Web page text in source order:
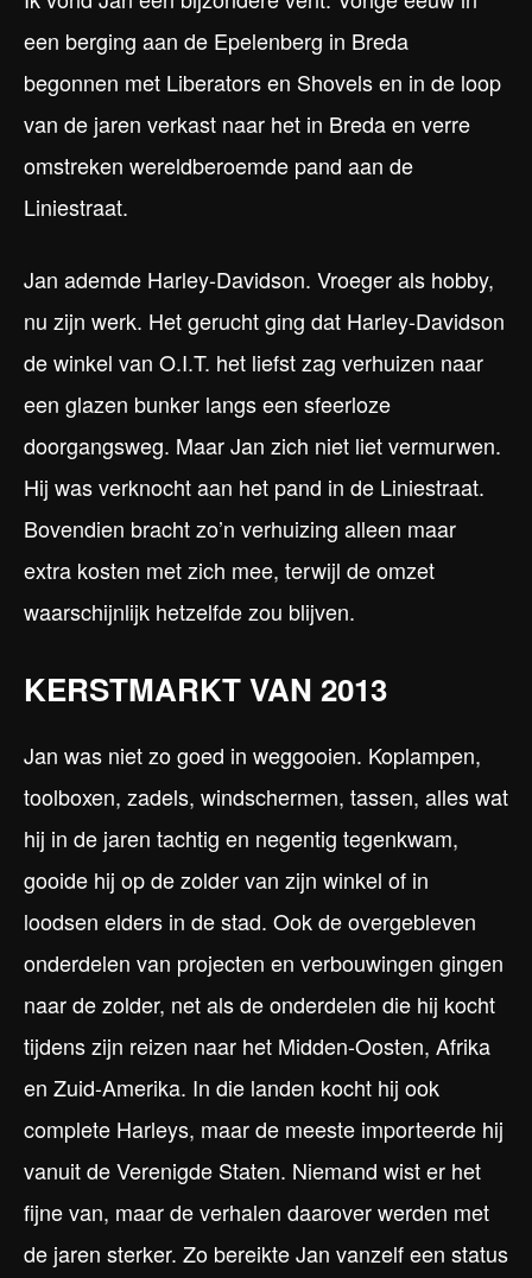
een berging aan de Epelenberg in Breda
begonnen met Liberators en Shovels en in de loop
van de jaren verkast naar het in Breda en verre
omstreken wereldberoemde pand aan de
Liniestraat.
Jan ademde Harley-Davidson. Vroeger als hobby,
nu zijn werk. Het gerucht ging dat Harley-Davidson
de winkel van O.I.T. het liefst zag verhuizen naar
een glazen bunker langs een sfeerloze
doorgangsweg. Maar Jan zich niet liet vermurwen.
Hij was verknocht aan het pand in de Liniestraat.
Bovendien bracht zo’n verhuizing alleen maar
extra kosten met zich mee, terwijl de omzet
waarschijnlijk hetzelfde zou blijven.
KERSTMARKT VAN 2013
Jan was niet zo goed in weggooien. Koplampen,
toolboxen, zadels, windschermen, tassen, alles wat
hij in de jaren tachtig en negentig tegenkwam,
gooide hij op de zolder van zijn winkel of in
loodsen elders in de stad. Ook de overgebleven
onderdelen van projecten en verbouwingen gingen
naar de zolder, net als de onderdelen die hij kocht
tijdens zijn reizen naar het Midden-Oosten, Afrika
en Zuid-Amerika. In die landen kocht hij ook
complete Harleys, maar de meeste importeerde hij
vanuit de Verenigde Staten. Niemand wist er het
fijne van, maar de verhalen daarover werden met
de jaren sterker. Zo bereikte Jan vanzelf een status